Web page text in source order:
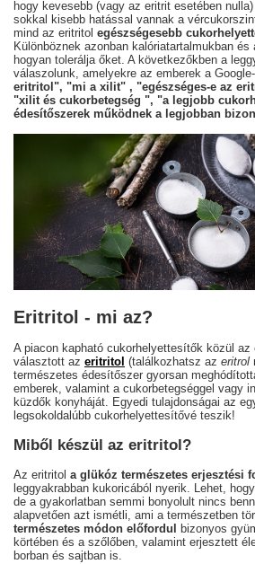
hogy kevesebb (vagy az eritrit esetében
sokkal kisebb hatással vannak a
mind az eritritol egészségesebb
Különböznek azonban kalóriatartalmukban
hogyan tolerálja őket. A következőkben a
válaszolunk, amelyekre az emberek a
eritritol", "mi a xilit" , "egészséges-e az
"xilit és cukorbetegség ", "a legjobb
édesítőszerek működnek a legjobban
Eritritol - mi az?
A piacon kapható cukorhelyettesítők közül az
választott az eritritol (találkozhatsz az eritrol
természetes édesítőszer gyorsan
emberek, valamint a cukorbetegséggel vagy
küzdők konyháját. Egyedi tulajdonságai az
legsokoldalúbb cukorhelyettesítővé teszik!
Miből készül az eritritol?
Az eritritol a glükóz természetes erjesztési
leggyakrabban kukoricából nyerik. Lehet,
de a gyakorlatban semmi bonyolult nincs
alapvetően azt ismétli, ami a természetben
természetes módon előfordul
bizonyos
körtében és a szőlőben, valamint erjesztett
borban és sajtban is.